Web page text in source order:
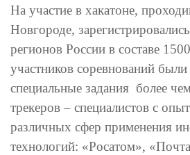
На участие в хакатоне,
Новгороде,
регионов России в составе
участников соревнований
специальные задания более
трекеров – специалистов с
различных сфер применения
технологий: «Росатом»,